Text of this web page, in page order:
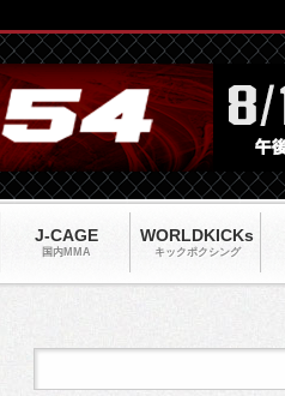
J-CAGE
国内MMA
WORLDKICKs
キックポクシング